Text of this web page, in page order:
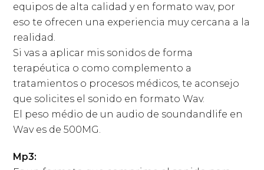
equipos de alta calidad y en formato wav, por
eso te ofrecen una experiencia muy cercana a la
realidad.
Si vas a aplicar mis sonidos de forma
terapéutica o como complemento a
tratamientos o procesos médicos, te aconsejo
que solicites el sonido en formato Wav.
El peso médio de un audio de soundandlife en
Wav es de 500MG.
Mp3: